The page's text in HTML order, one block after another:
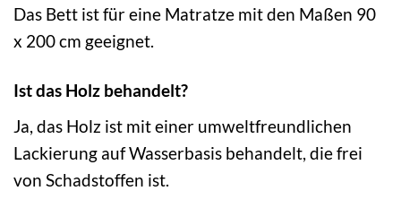
Das Bett ist für eine Matratze mit den Maßen 90
x 200 cm geeignet.
Ist das Holz behandelt?
Ja, das Holz ist mit einer umweltfreundlichen
Lackierung auf Wasserbasis behandelt, die frei
von Schadstoffen ist.